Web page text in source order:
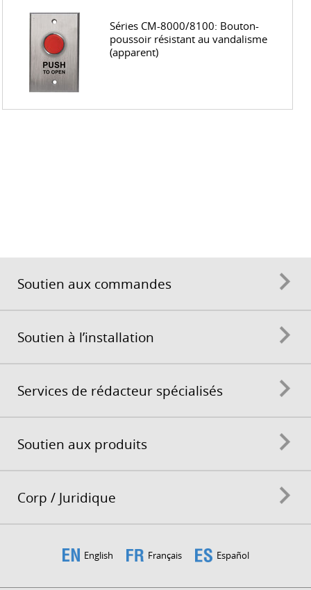
Séries CM-8000/8100: Bouton-
poussoir résistant au vandalisme
(apparent)
Soutien aux commandes
Soutien à l’installation
Services de rédacteur spécialisés
Soutien aux produits
Corp / Juridique
English Français Español